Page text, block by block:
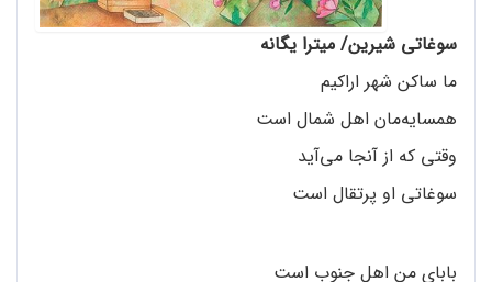
سوغاتی شیرین/ میترا یگانه
ما ساکن شهر اراکیم
همسایه‌مان اهل شمال است
وقتی که از آنجا می‌آید
سوغاتی او پرتقال است
بابای من اهل جنوب است